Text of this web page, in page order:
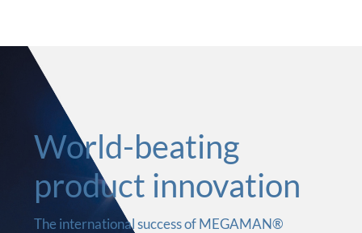
World-beating
product innovation
The international success of MEGAMAN®